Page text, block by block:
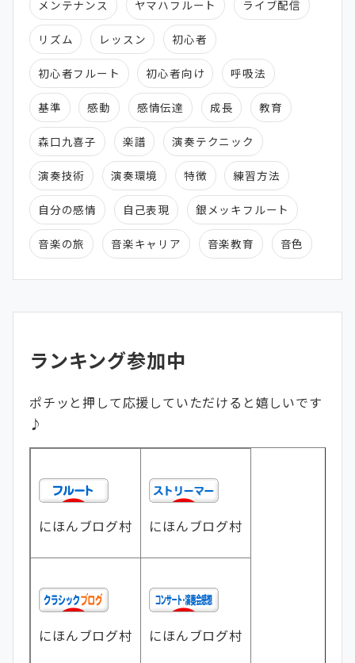
メンテナンス ヤマハフルート ライブ配信
リズム レッスン 初心者
初心者フルート 初心者向け 呼吸法
基準 感動 感情伝達 成長 教育
森口九喜子 楽譜 演奏テクニック
演奏技術 演奏環境 特徴 練習方法
自分の感情 自己表現 銀メッキフルート
音楽の旅 音楽キャリア 音楽教育 音色
ランキング参加中
ポチッと押して応援していただけると嬉しいです
♪
にほんブログ村 にほんブログ村
にほんブログ村 にほんブログ村